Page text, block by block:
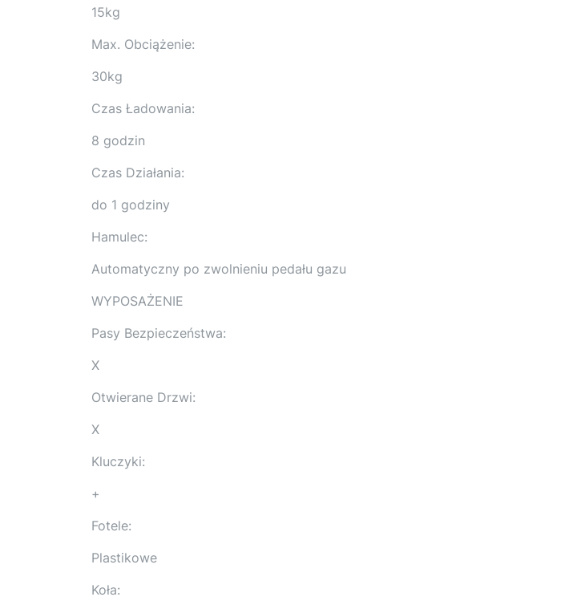
15kg
Max. Obciążenie:
30kg
Czas Ładowania:
8 godzin
Czas Działania:
do 1 godziny
Hamulec:
Automatyczny po zwolnieniu pedału gazu
WYPOSAŻENIE
Pasy Bezpieczeństwa:
X
Otwierane Drzwi:
X
Kluczyki:
+
Fotele:
Plastikowe
Koła: